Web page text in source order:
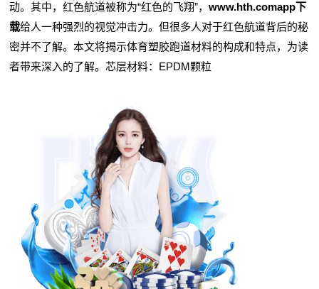
动。其中，红色航道被称为“红色的飞翔”，www.hth.comapp下
载给人一种强烈的视觉冲击力。但很多人对于红色航道背后的秘
密并不了解。本文将揭示体育塑胶跑道材料的构成和特点，为读
者带来深入的了解。芯层材料：EPDM颗粒